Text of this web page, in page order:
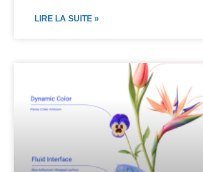
LIRE LA SUITE »